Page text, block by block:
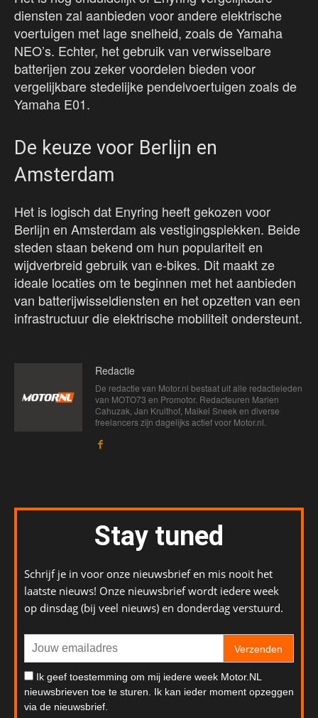
diensten zal aanbieden voor andere elektrische
voertuigen met lage snelheid, zoals de Yamaha
NEO’s. Echter, het gebruik van verwisselbare
batterijen zou zeker voordelen bieden voor
vergelijkbare stedelijke pendelvoertuigen zoals de
Yamaha E01.
De keuze voor Berlijn en
Amsterdam
Het is logisch dat Enyring heeft gekozen voor
Berlijn en Amsterdam als vestigingsplekken. Beide
steden staan bekend om hun populariteit en
wijdverbreid gebruik van e-bikes. Dit maakt ze
ideale locaties om te beginnen met het aanbieden
van batterijwisseldiensten en het opzetten van een
infrastructuur die elektrische mobiliteit ondersteunt.
Redactie
De redactie van Motor.nl bestaat uit alle redactieleden
van MOTO73 en Promotor. Redacteuren Marien
Cahuzak, Jan Kruithof, Maikel Sneek en diverse
freelancers zijn dagelijks actief voor Motor.nl.
Stay tuned
Schrijf je in voor onze nieuwsbrief en mis nooit het
laatste nieuws! Onze nieuwsbrief wordt iedere week
op dinsdag (bij veel nieuws) en donderdag verstuurd.
Verzenden
Ik geef toestemming om mij iedere week Motor.NL
nieuwsbrieven toe te sturen. Ik kan ieder moment opzeggen
via de nieuwsbrief.